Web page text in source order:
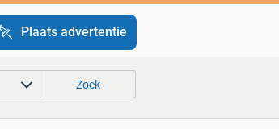
Plaats advertentie
Zoek